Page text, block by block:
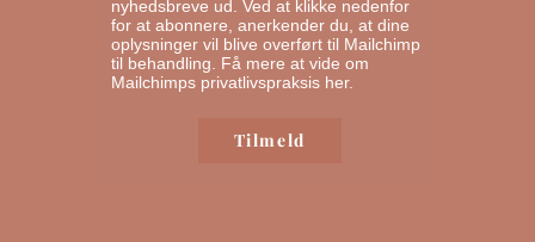
nyhedsbreve ud. Ved at klikke nedenfor
for at abonnere, anerkender du, at dine
oplysninger vil blive overført til Mailchimp
til behandling. Få mere at vide om
Mailchimps privatlivspraksis her.